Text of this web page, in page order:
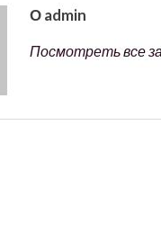
О admin
Посмотреть все